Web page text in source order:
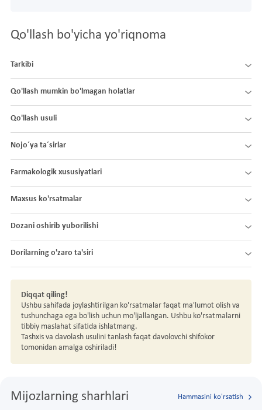
Qo'llash bo'yicha yo'riqnoma
Tarkibi
Qo'llash mumkin bo'lmagan holatlar
Qo'llash usuli
Nojo´ya ta´sirlar
Farmakologik xususiyatlari
Maxsus ko'rsatmalar
Dozani oshirib yuborilishi
Dorilarning o'zaro ta'siri
Diqqat qiling!
Ushbu sahifada joylashtirilgan ko'rsatmalar faqat ma'lumot olish va
tushunchaga ega bo'lish uchun mo'ljallangan. Ushbu ko'rsatmalarni
tibbiy maslahat sifatida ishlatmang.
Tashxis va davolash usulini tanlash faqat davolovchi shifokor
tomonidan amalga oshiriladi!
Mijozlarning sharhlari Hammasini ko'rsatish